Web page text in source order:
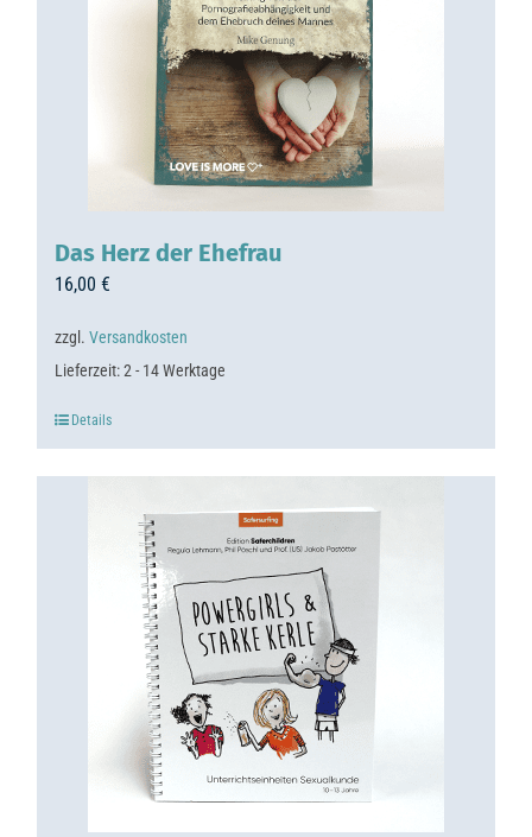
Das Herz der Ehefrau
16,00 €
zzgl. Versandkosten
Lieferzeit:2 - 14 Werktage
Details